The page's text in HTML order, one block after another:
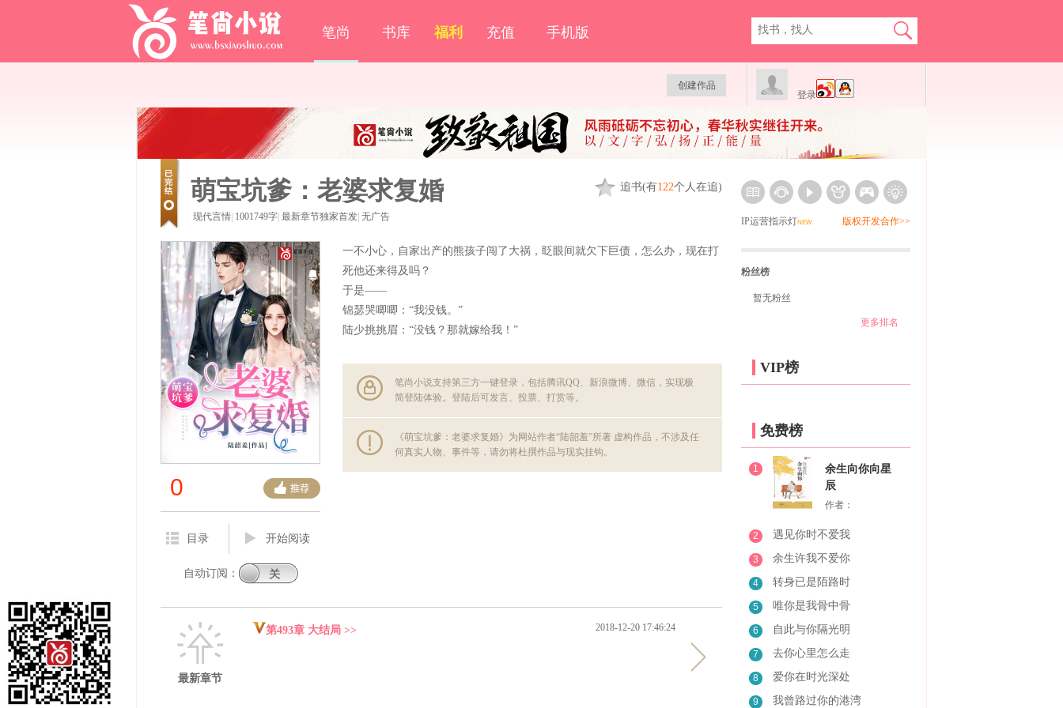
笔尚 书库 福利 充值 手机版
登录
创建作品
追书(有122个人在追)
萌宝坑爹：老婆求复婚
现代言情 1001749字 最新章节独家首发 无广告
0
目录 开始阅读
自动订阅：
一不小心，自家出产的熊孩子闯了大祸，眨眼间就欠下巨债，怎么办，现在打
死他还来得及吗？
于是——
锦瑟哭唧唧：“我没钱。”
陆少挑挑眉：“没钱？那就嫁给我！”
笔尚小说支持第三方一键登录，包括腾讯QQ、新浪微博、微信，实现极
简登陆体验。登陆后可发言、投票、打赏等。
《萌宝坑爹：老婆求复婚》为网站作者“陆韶羞”所著 虚构作品，不涉及任
何真实人物、事件等，请勿将杜撰作品与现实挂钩。
最新章节
2018-12-20 17:46:24
第493章 大结局 >>
IP运营指示灯NEW 版权开发合作>>
粉丝榜
暂无粉丝
更多排名
VIP榜
免费榜
1
余生向你向星
辰
作者：
2 遇见你时不爱我
3 余生许我不爱你
4 转身已是陌路时
5 唯你是我骨中骨
6 自此与你隔光明
7 去你心里怎么走
8 爱你在时光深处
9 我曾路过你的港湾